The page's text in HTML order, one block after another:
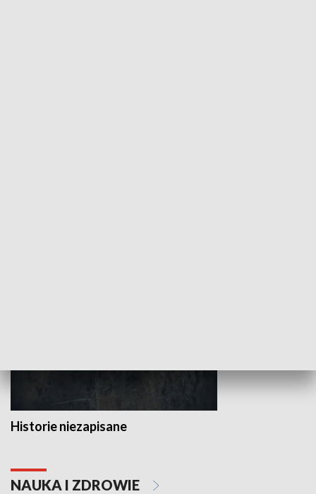
Historie niezapisane
NAUKA I ZDROWIE